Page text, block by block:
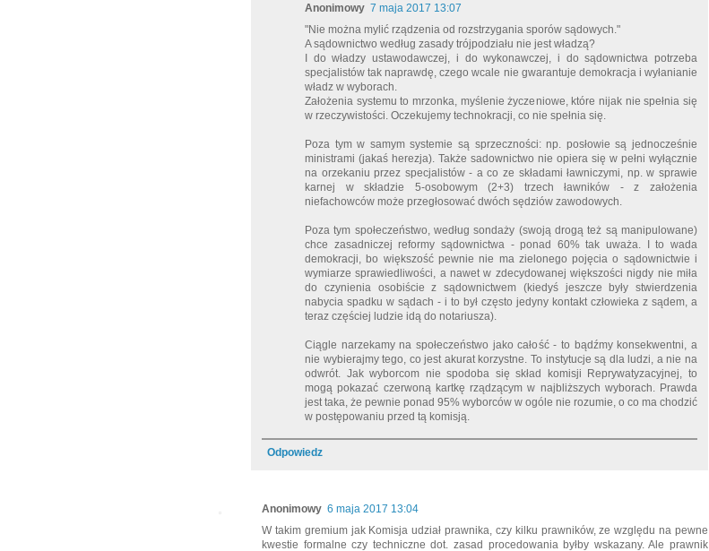
Anonimowy 7 maja 2017 13:07
"Nie można mylić rządzenia od rozstrzygania sporów sądowych."
A sądownictwo według zasady trójpodziału nie jest władzą?
I do władzy ustawodawczej, i do wykonawczej, i do sądownictwa potrzeba
specjalistów tak naprawdę, czego wcale nie gwarantuje demokracja i wyłanianie
władz w wyborach.
Założenia systemu to mrzonka, myślenie życzeniowe, które nijak nie spełnia się
w rzeczywistości. Oczekujemy technokracji, co nie spełnia się.
Poza tym w samym systemie są sprzeczności: np. posłowie są jednocześnie
ministrami (jakaś herezja). Także sadownictwo nie opiera się w pełni wyłącznie
na orzekaniu przez specjalistów - a co ze składami ławniczymi, np. w sprawie
karnej w składzie 5-osobowym (2+3) trzech ławników - z założenia
niefachowców może przegłosować dwóch sędziów zawodowych.
Poza tym społeczeństwo, według sondaży (swoją drogą też są manipulowane)
chce zasadniczej reformy sądownictwa - ponad 60% tak uważa. I to wada
demokracji, bo większość pewnie nie ma zielonego pojęcia o sądownictwie i
wymiarze sprawiedliwości, a nawet w zdecydowanej większości nigdy nie miła
do czynienia osobiście z sądownictwem (kiedyś jeszcze były stwierdzenia
nabycia spadku w sądach - i to był często jedyny kontakt człowieka z sądem, a
teraz częściej ludzie idą do notariusza).
Ciągle narzekamy na społeczeństwo jako całość - to bądźmy konsekwentni, a
nie wybierajmy tego, co jest akurat korzystne. To instytucje są dla ludzi, a nie na
odwrót. Jak wyborcom nie spodoba się skład komisji Reprywatyzacyjnej, to
mogą pokazać czerwoną kartkę rządzącym w najbliższych wyborach. Prawda
jest taka, że pewnie ponad 95% wyborców w ogóle nie rozumie, o co ma chodzić
w postępowaniu przed tą komisją.
Odpowiedz
Anonimowy 6 maja 2017 13:04
W takim gremium jak Komisja udział prawnika, czy kilku prawników, ze względu na pewne
kwestie formalne czy techniczne dot. zasad procedowania byłby wskazany. Ale prawnik